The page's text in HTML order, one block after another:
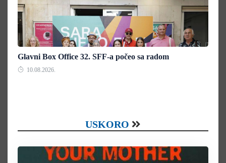
Glavni Box Office 32. SFF-a počeo sa radom
10.08.2026.
USKORO